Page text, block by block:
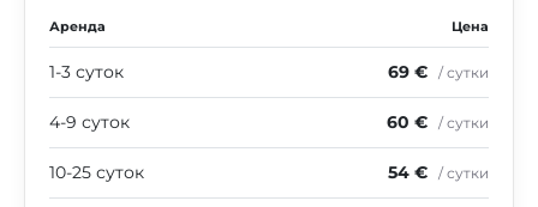
Аренда Цена
1-3 суток 69 € / сутки
4-9 суток 60 € / сутки
10-25 суток 54 € / сутки